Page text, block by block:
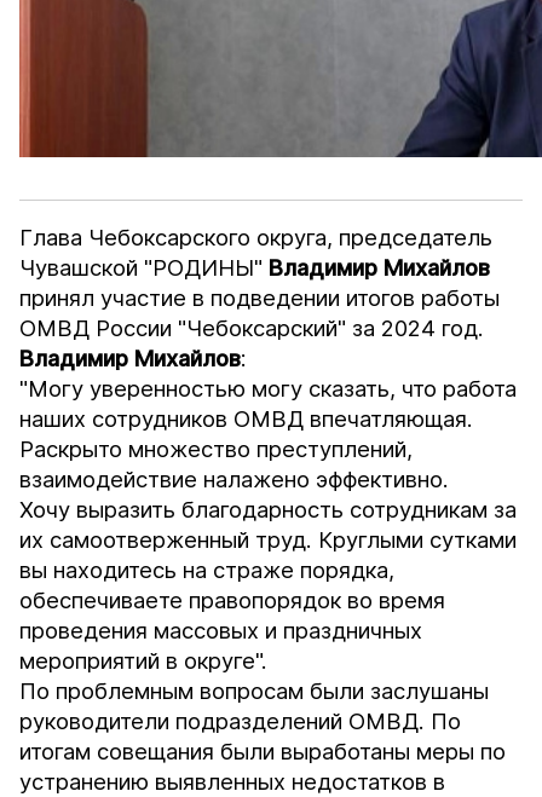
Глава Чебоксарского округа, председатель
Чувашской "РОДИНЫ" Владимир Михайлов
принял участие в подведении итогов работы
ОМВД России "Чебоксарский" за 2024 год.
Владимир Михайлов:
"Могу уверенностью могу сказать, что работа
наших сотрудников ОМВД впечатляющая.
Раскрыто множество преступлений,
взаимодействие налажено эффективно.
Хочу выразить благодарность сотрудникам за
их самоотверженный труд. Круглыми сутками
вы находитесь на страже порядка,
обеспечиваете правопорядок во время
проведения массовых и праздничных
мероприятий в округе".
По проблемным вопросам были заслушаны
руководители подразделений ОМВД. По
итогам совещания были выработаны меры по
устранению выявленных недостатков в